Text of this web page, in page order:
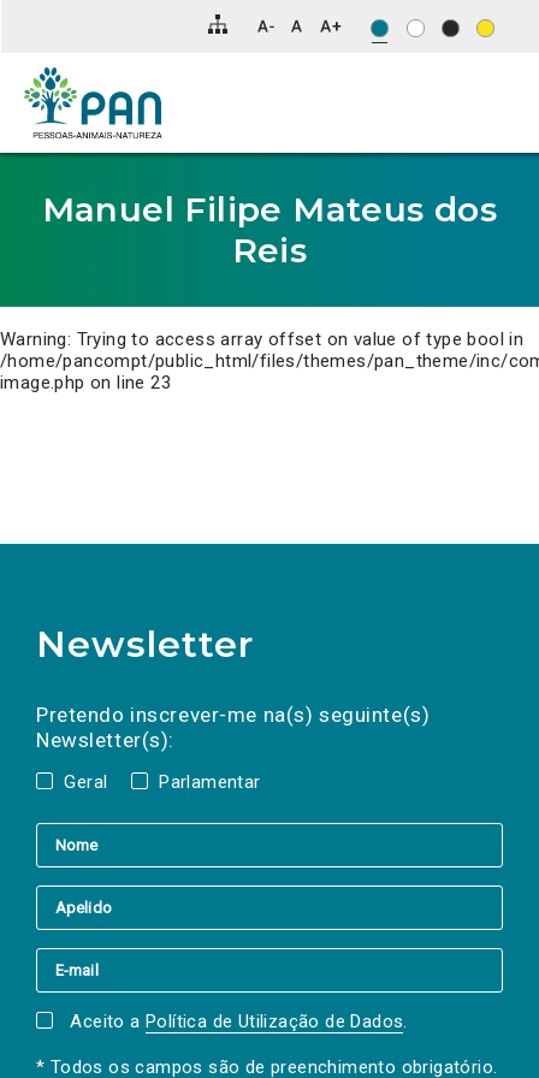
para
conteúdo
principal
da
Manuel Filipe Mateus dos
Reis
Warning: Trying to access array offset on value of type bool in
/home/pancompt/public_html/files/themes/pan_theme/inc/
image.php on line23
Newsletter
Pretendo inscrever-me na(s) seguinte(s)
Newsletter(s):
Geral Parlamentar
a(s) newsletter(s).
mail
Aceito a Política de Utilização de Dados.
* Todos os campos são de preenchimento obrigatório.